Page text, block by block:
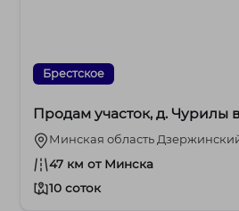
Брестское
Продам участок, д. Чурилы
Минская область
47 км от Минска
10 соток